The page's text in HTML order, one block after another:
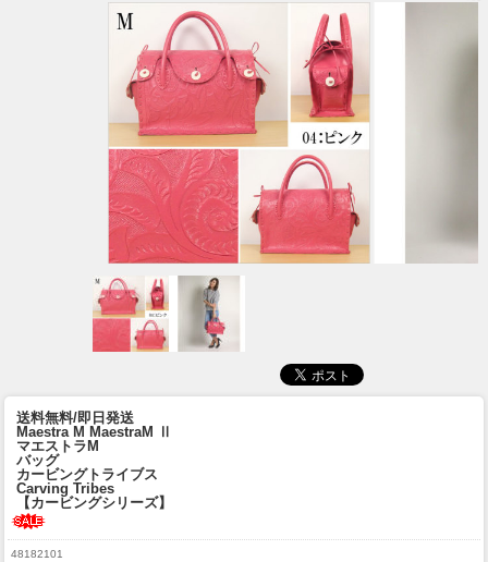
送料無料/即日発送
Maestra M MaestraM Ⅱ
マエストラM
バッグ
カービングトライブス
Carving Tribes
【カービングシリーズ】
48182101